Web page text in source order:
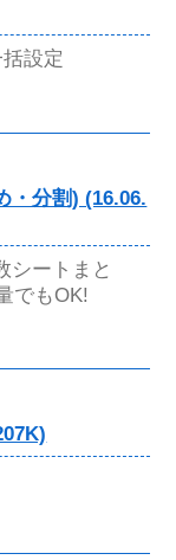
設定
・分割) (16.06.
シートまと
でもOK!